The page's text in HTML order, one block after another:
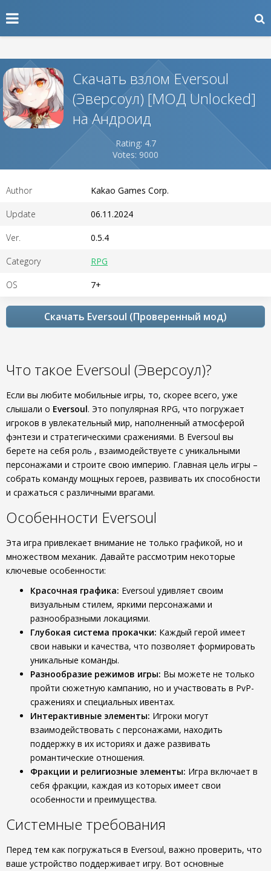
Скачать взлом Eversoul
(Эверсоул) [МОД Unlocked]
на Андроид
Rating: 4.7
Votes: 9000
Author Kakao Games Corp.
Update 06.11.2024
Ver. 0.5.4
Category RPG
OS 7+
Скачать Eversoul (Проверенный мод)
Что такое Eversoul (Эверсоул)?
Если вы любите мобильные игры, то, скорее всего, уже
слышали о Eversoul. Это популярная RPG, что погружает
игроков в увлекательный мир, наполненный атмосферой
фэнтези и стратегическими сражениями. В Eversoul вы
берете на себя роль , взаимодействуете с уникальными
персонажами и строите свою империю. Главная цель игры –
собрать команду мощных героев, развивать их способности
и сражаться с различными врагами.
Особенности Eversoul
Эта игра привлекает внимание не только графикой, но и
множеством механик. Давайте рассмотрим некоторые
ключевые особенности:
Красочная графика: Eversoul удивляет своим
визуальным стилем, яркими персонажами и
разнообразными локациями.
Глубокая система прокачки: Каждый герой имеет
свои навыки и качества, что позволяет формировать
уникальные команды.
Разнообразие режимов игры: Вы можете не только
пройти сюжетную кампанию, но и участвовать в PvP-
сражениях и специальных ивентах.
Интерактивные элементы: Игроки могут
взаимодействовать с персонажами, находить
поддержку в их историях и даже развивать
романтические отношения.
Фракции и религиозные элементы: Игра включает в
себя фракции, каждая из которых имеет свои
особенности и преимущества.
Системные требования
Перед тем как погружаться в Eversoul, важно проверить, что
ваше устройство поддерживает игру. Вот основные